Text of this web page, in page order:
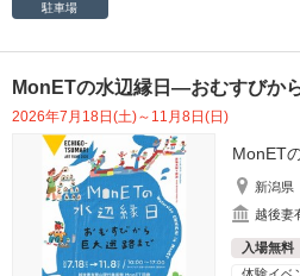
駐車場
MonETの水辺縁日―おむすびか
2026年7月18日(土)～11月8日(日)
MonET
新潟県
越後妻
入場無料